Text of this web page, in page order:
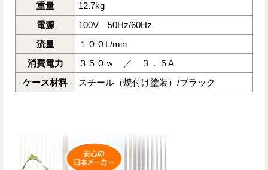
重量
12.7kg
電源
100V 50Hz/60Hz
流量
１００L/min
消費電力
３５０ｗ ／ ３．５A
ケース材料
スチール（焼付け塗装）/ブラック